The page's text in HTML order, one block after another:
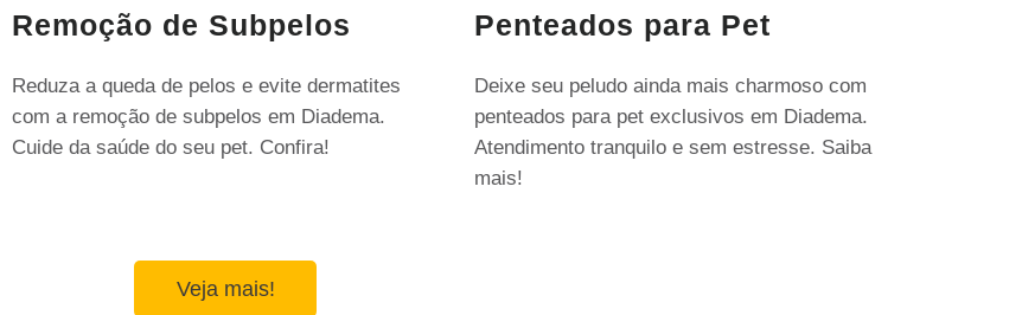
Remoção de Subpelos
Reduza a queda de pelos e evite dermatites
com a remoção de subpelos em Diadema.
Cuide da saúde do seu pet. Confira!
Penteados para Pet
Deixe seu peludo ainda mais charmoso com
penteados para pet exclusivos em Diadema.
Atendimento tranquilo e sem estresse. Saiba
mais!
Veja mais!